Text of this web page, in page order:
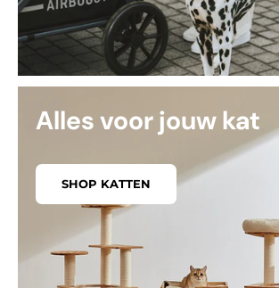
Alles voor jouw kat
SHOP KATTEN